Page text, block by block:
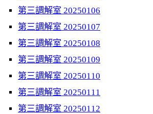
第三調解室 20250106
第三調解室 20250107
第三調解室 20250108
第三調解室 20250109
第三調解室 20250110
第三調解室 20250111
第三調解室 20250112